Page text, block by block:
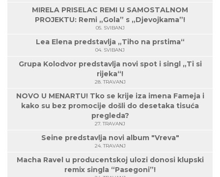
MIRELA PRISELAC REMI U SAMOSTALNOM
PROJEKTU: Remi „Gola” s „Djevojkama”!
05. SVIBANJ
Lea Elena predstavlja „Tiho na prstima“
04. SVIBANJ
Grupa Kolodvor predstavlja novi spot i singl „Ti si
rijeka“!
28. TRAVANJ
NOVO U MENARTU! Tko se krije iza imena Fameja i
kako su bez promocije došli do desetaka tisuća
pregleda?
27. TRAVANJ
Seine predstavlja novi album "Vreva"
24. TRAVANJ
Macha Ravel u producentskoj ulozi donosi klupski
remix singla “Pasegoni”!